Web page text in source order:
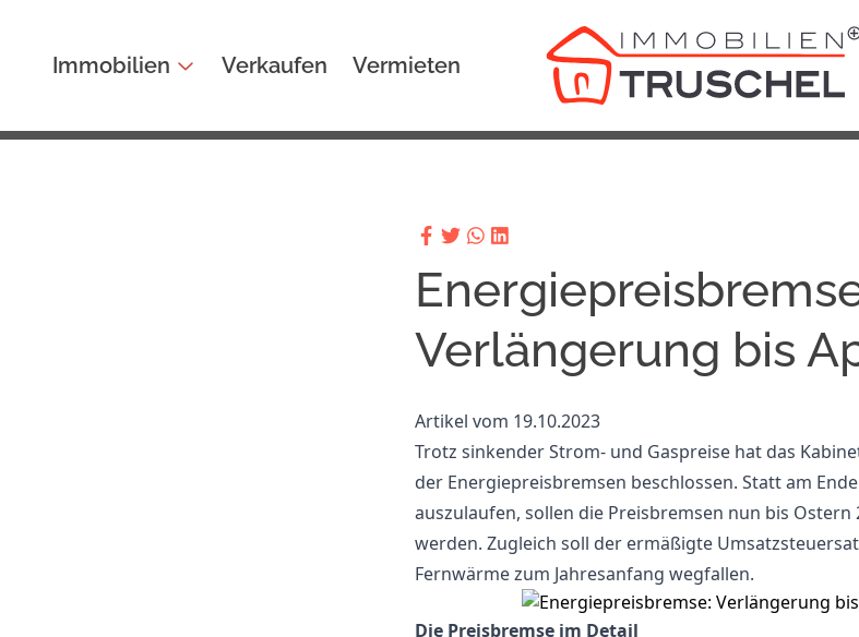
Immobilien Verkaufen Vermieten
Verlängerung bis
Artikel vom 19.10.2023
Trotz sinkender Strom- und Gaspreise hat das
der Energiepreisbremsen beschlossen. Statt am Ende
auszulaufen, sollen die Preisbremsen nun bis Ostern
werden. Zugleich soll der ermäßigte
Fernwärme zum Jahresanfang wegfallen.
Die Preisbremse im Detail